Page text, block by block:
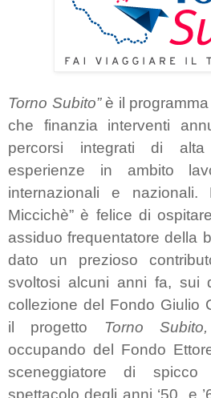
Torno Subito”è il
che finanzia interventi
percorsi integrati di
esperienze in ambito
internazionali e nazionali.
Miccichè” è felice di
assiduo frequentatore della
dato un prezioso
svoltosi alcuni anni fa, sui
collezione del Fondo Giulio
il progetto
Torno
occupando del Fondo
sceneggiatore di
spettacolo degli anni ‘50
e